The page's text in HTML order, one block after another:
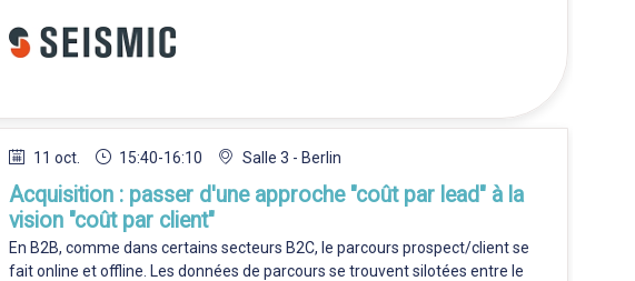
11 oct. 15:40-16:10 Salle 3 - Berlin
Acquisition : passer d'une approche "coût par lead" à la
vision "coût par client"
En B2B, comme dans certains secteurs B2C, le parcours prospect/client se
fait online et offline. Les données de parcours se trouvent silotées entre le